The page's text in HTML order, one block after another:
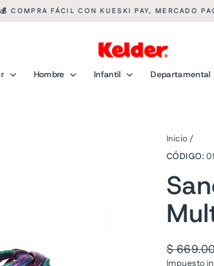
💰 COMPRA FÁCIL CON KUESKI PAY, MERCADO
Hombre Infantil Departamental
Inicio /
CÓDIGO:
Precio
habitual
$